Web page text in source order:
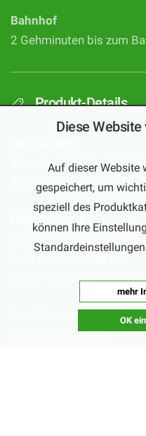
Bahnhof
2 Gehminuten bis zum
Produkt-Details
Mo – Sa:10:00 – 20:00
(September – Februar)
Nebensaison
Mo – Fr:
16:00 – 20:00
(März – August)
Nachsaisonpause:
Diese
Auf dieser Website
gespeichert, um
speziell des
können Ihre
mehr
OK